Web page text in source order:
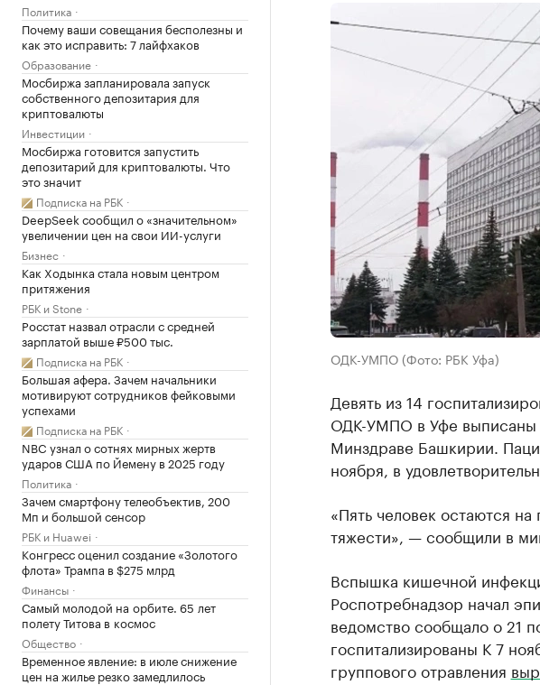
Политика
Почему ваши совещания бесполезны и
как это исправить: 7 лайфхаков
Образование
Мосбиржа запланировала запуск
собственного депозитария для
криптовалюты
Инвестиции
Мосбиржа готовится запустить
депозитарий для криптовалюты. Что
это значит
Подписка на РБК
DeepSeek сообщил о «значительном»
увеличении цен на свои ИИ-услуги
Бизнес
Как Ходынка стала новым центром
притяжения
РБК и Stone
Росстат назвал отрасли с средней
зарплатой выше ₽500 тыс.
Подписка на РБК
Большая афера. Зачем начальники
мотивируют сотрудников фейковыми
успехами
Подписка на РБК
NBC узнал о сотнях мирных жертв
ударов США по Йемену в 2025 году
Политика
Зачем смартфону телеобъектив, 200
Мп и большой сенсор
РБК и Huawei
Конгресс оценил создание «Золотого
флота» Трампа в $275 млрд
Финансы
Самый молодой на орбите. 65 лет
полету Титова в космос
Общество
Временное явление: в июле снижение
цен на жилье резко замедлилось
ОДК-УМПО (Фото: РБК Уфа)
Девять из 14
ОДК-УМПО в Уфе выписаны
Минздраве Башкирии.
ноября, в
«Пять человек остаются
тяжести», — сообщили в
Вспышка кишечной
Роспотребнадзор начал
ведомство сообщало о 21
госпитализированы К 7
группового отравления